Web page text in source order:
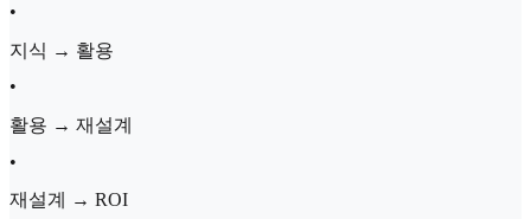
•
지식 → 활용
•
활용 → 재설계
•
재설계 → ROI